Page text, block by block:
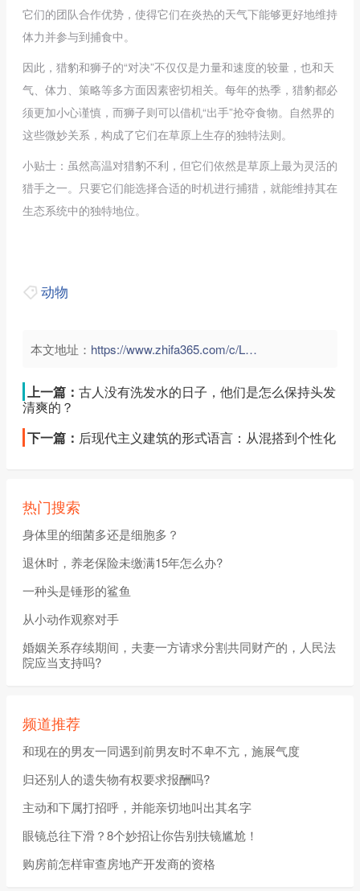
它们的团队合作优势，使得它们在炎热的天气下能够更好地维持
体力并参与到捕食中。
因此，猎豹和狮子的“对决”不仅仅是力量和速度的较量，也和天
气、体力、策略等多方面因素密切相关。每年的热季，猎豹都必
须更加小心谨慎，而狮子则可以借机“出手”抢夺食物。自然界的
这些微妙关系，构成了它们在草原上生存的独特法则。
小贴士： 虽然高温对猎豹不利，但它们依然是草原上最为灵活的
猎手之一。只要它们能选择合适的时机进行捕猎，就能维持其在
生态系统中的独特地位。
动物
本文地址： https://www.zhifa365.com/c/Lue7g6hfrGPmYZ2s">
上一篇： 古人没有洗发水的日子，他们是怎么保持头发
清爽的？
下一篇： 后现代主义建筑的形式语言：从混搭到个性化
热门搜索
身体里的细菌多还是细胞多？
退休时，养老保险未缴满15年怎么办?
一种头是锤形的鲨鱼
从小动作观察对手
婚姻关系存续期间，夫妻一方请求分割共同财产的，人民法
院应当支持吗?
频道推荐
和现在的男友一同遇到前男友时不卑不亢，施展气度
归还别人的遗失物有权要求报酬吗?
主动和下属打招呼，并能亲切地叫出其名字
眼镜总往下滑？8个妙招让你告别扶镜尴尬！
购房前怎样审查房地产开发商的资格